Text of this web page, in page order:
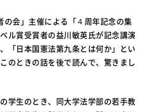
の会」主催による「４周年記念の集
ル賞受賞者の益川敏英氏が記念講演
「日本国憲法第九条とは何か」とい
のときの話を後で読んで、驚きまし
学生のとき、同大学法学部の若手教